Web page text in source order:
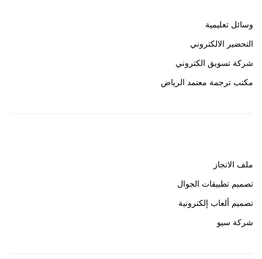
وسائل تعليمية
التحضير الالكتروني
شركة تسويق الكتروني
مكتب ترجمة معتمد الرياض
ملف الانجاز
تصميم تطبيقات الجوال
تصميم ألعاب إلكترونية
شركة سيو